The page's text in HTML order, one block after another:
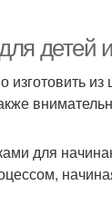
детей
для